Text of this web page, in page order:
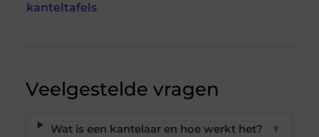
kanteltafels
Veelgestelde vragen
Wat is een kantelaar en hoe werkt het? ▼